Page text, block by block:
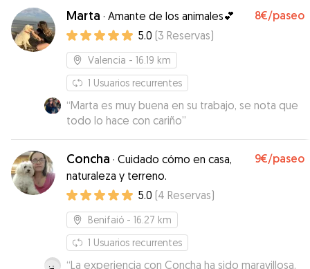
Marta · Amante de los animales💕 8€/paseo
5.0 (3 Reservas)
Valencia - 16.19 km
1 Usuarios recurrentes
“Marta es muy buena en su trabajo, se nota que
todo lo hace con cariño”
Concha · Cuidado cómo en casa,
naturaleza y terreno.
9€/paseo
5.0 (4 Reservas)
Benifaió - 16.27 km
1 Usuarios recurrentes
“La experiencia con Concha ha sido maravillosa.